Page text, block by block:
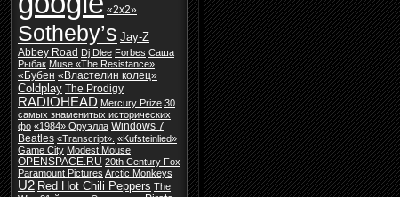
«2х2»
Sotheby’s Jay-Z
Abbey Road Dj Dlee Forbes Cаша
Рыбак Muse «The Resistance»
«Бубен «Властелин колец»
Coldplay The Prodigy
RADIOHEAD Mercury Prize 30
самых знаменитых исторических
фо «1984» Оруэлла Windows 7
Beatles «Transcript». «Kufsteinlied»
Game City Modest Mouse
OPENSPACE.RU 20th Century Fox
Paramount Pictures Arctic Monkeys
U2 Red Hot Chili Peppers The